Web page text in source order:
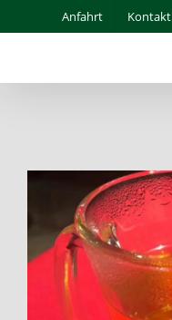
to
Anfahrt Kontakt